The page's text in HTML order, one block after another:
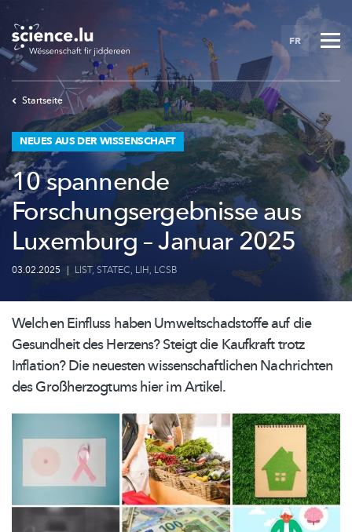
Skip
main
content
FR
Startseite
NEUES AUS DER WISSENSCHAFT
10 spannende
Forschungsergebnisse aus
Luxemburg – Januar 2025
03.02.2025 | LIST, STATEC, LIH, LCSB
Welchen Einfluss haben Umweltschadstoffeauf die
Gesundheit des Herzens? Steigt die Kaufkraft trotz
Inflation? Die neuestenwissenschaftlichen Nachrichten
desGroßherzogtumshier im Artikel.